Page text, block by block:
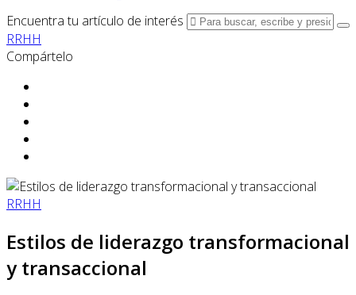
Encuentra tu artículo de interés
RRHH
Compártelo
RRHH
Estilos de liderazgo transformacional
y transaccional